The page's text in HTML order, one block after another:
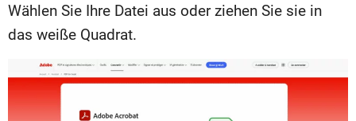
Wählen Sie Ihre Datei aus oder ziehen Sie sie in
das weiße Quadrat.